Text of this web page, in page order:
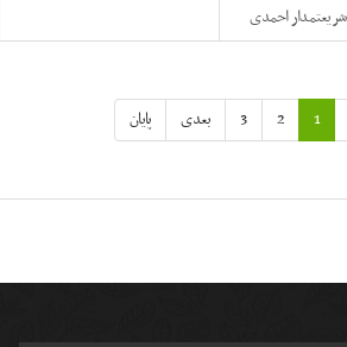
شریعتمدار احمدی
1
2
3 بعدی پایان